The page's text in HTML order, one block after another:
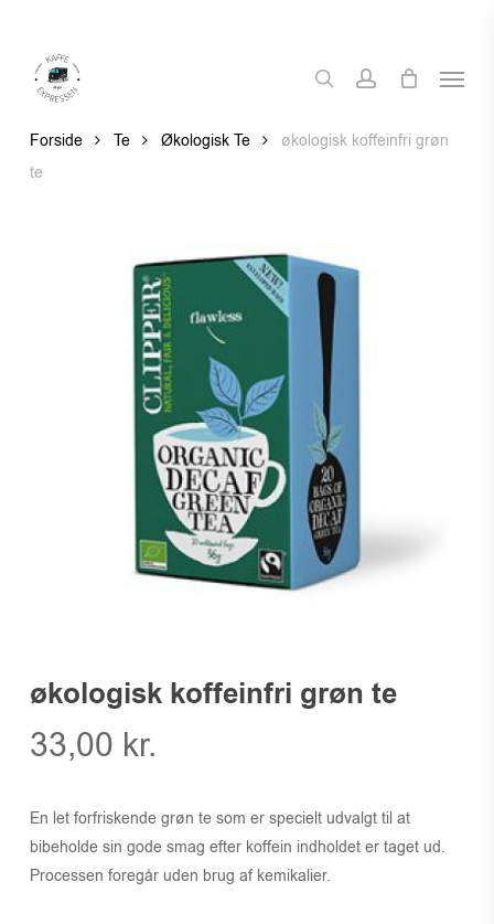
content
searchaccount
Menu
Forside Te Økologisk Te
økologisk koffeinfri grøn
te
økologisk koffeinfri grøn te
33,00 kr.
En let forfriskende grøn te som er specielt udvalgt til at
bibeholde sin gode smag efter koffein indholdet er taget ud.
Processen foregår uden brug af kemikalier.